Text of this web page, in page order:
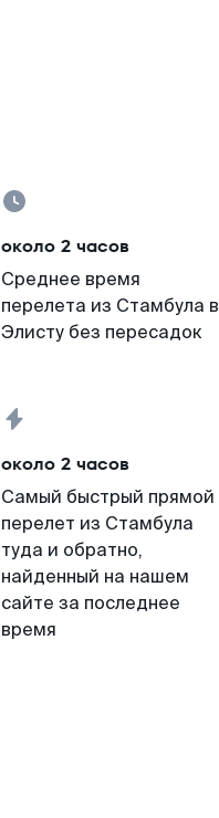
около 2 часов
Среднее время
перелета из Стамбула в
Элисту без пересадок
около 2 часов
Самый быстрый прямой
перелет из Стамбула
туда и обратно,
найденный на нашем
сайте за последнее
время